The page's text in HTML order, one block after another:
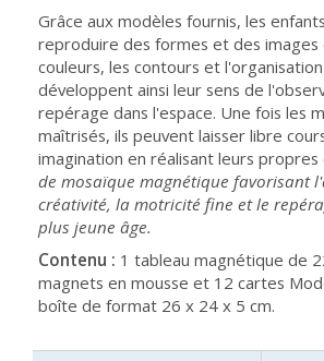
Grâce aux modèles fournis, les
reproduire des formes et des images
couleurs, les contours et
développent ainsi leur sens de
repérage dans l'espace. Une fois les
maîtrisés, ils peuvent laisser libre
imagination en réalisant leurs propres
de mosaïque magnétique favorisant
créativité, la motricité fine et le
plus jeune âge.
Contenu : 1 tableau magnétique de
magnets en mousse et 12 cartes
boîte de format 26 x 24 x 5 cm.